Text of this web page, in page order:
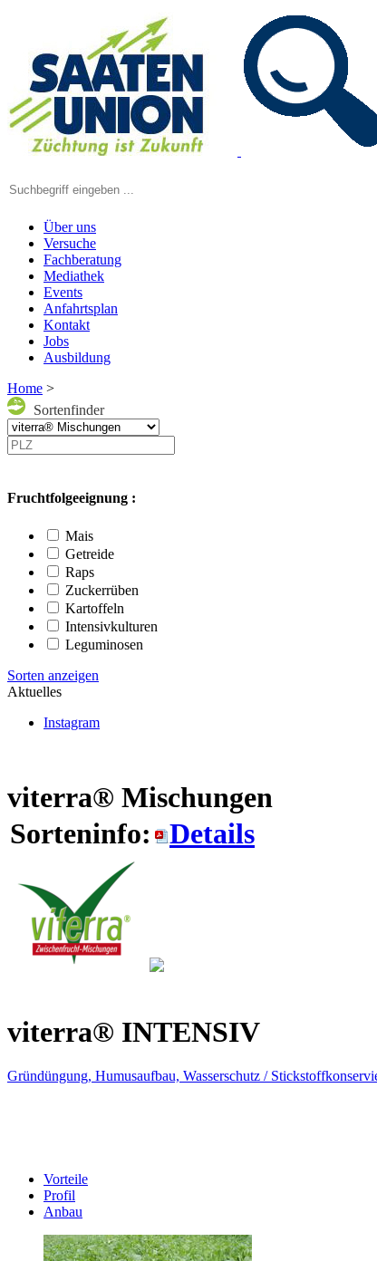
Über uns
Versuche
Fachberatung
Mediathek
Events
Anfahrtsplan
Kontakt
Jobs
Ausbildung
Home >
Sortenfinder
Fruchtfolgeeignung :
Mais
Getreide
Raps
Zuckerrüben
Kartoffeln
Intensivkulturen
Leguminosen
Sorten anzeigen
Aktuelles
Instagram
viterra® Mischungen
Sorteninfo:
Details
viterra® INTENSIV
Gründüngung, Humusaufbau, Wasserschutz /
Vorteile
Profil
Anbau